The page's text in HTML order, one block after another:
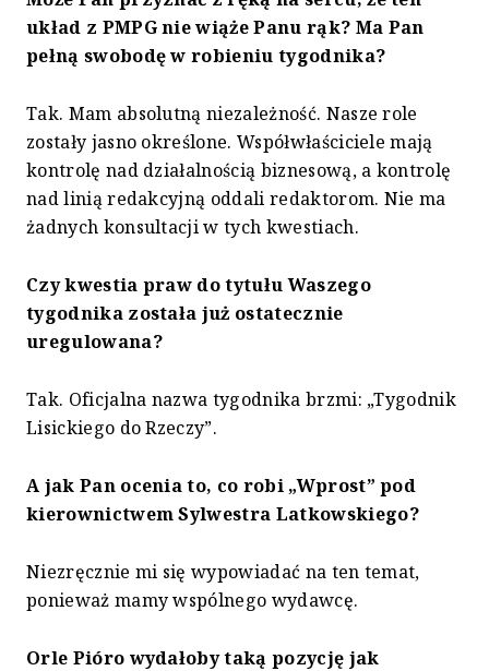
układ z PMPG nie wiąże Panu rąk? Ma Pan
pełną swobodę w robieniu tygodnika?
Tak. Mam absolutną niezależność. Nasze role
zostały jasno określone. Współwłaściciele mają
kontrolę nad działalnością biznesową, a kontrolę
nad linią redakcyjną oddali redaktorom. Nie ma
żadnych konsultacji w tych kwestiach.
Czy kwestia praw do tytułu Waszego
tygodnika została już ostatecznie
uregulowana?
Tak. Oficjalna nazwa tygodnika brzmi: „Tygodnik
Lisickiego do Rzeczy”.
A jak Pan ocenia to, co robi „Wprost” pod
kierownictwem Sylwestra Latkowskiego?
Niezręcznie mi się wypowiadać na ten temat,
ponieważ mamy wspólnego wydawcę.
Orle Pióro wydałoby taką pozycję jak